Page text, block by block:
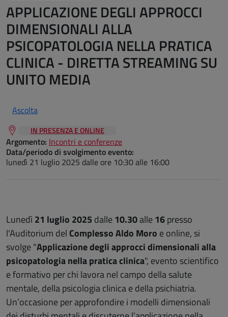
APPLICAZIONE DEGLI APPROCCI
DIMENSIONALI ALLA
PSICOPATOLOGIA NELLA PRATICA
CLINICA - DIRETTA STREAMING SU
UNITO MEDIA
Ascolta
IN PRESENZA E ONLINE
Argomento: Incontri e conferenze
Data/periodo di svolgimento evento:
lunedì 21 luglio 2025 dalle ore 10:30 alle 16:00
Lunedì 21 luglio 2025 dalle10.30alle16presso
l'Auditorium del Complesso Aldo Moro e online, si
svolge "Applicazione degli approcci dimensionali alla
psicopatologia nella pratica clinica", evento scientifico
e formativo per chi lavora nel campo della salute
mentale, della psicologia clinica e della psichiatria.
Un’occasione per approfondire i modelli dimensionali